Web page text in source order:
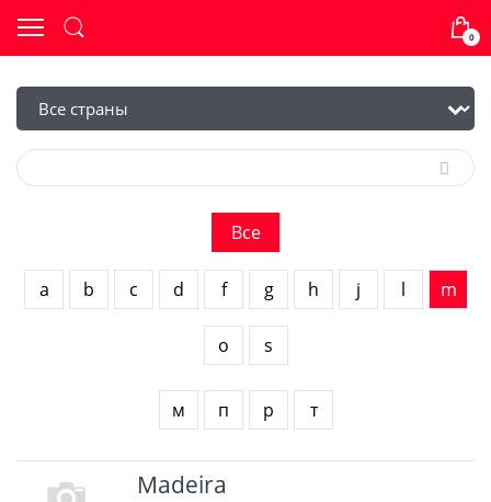
0
Все
a b c d f g h j l m
o s
м п р т
Madeira